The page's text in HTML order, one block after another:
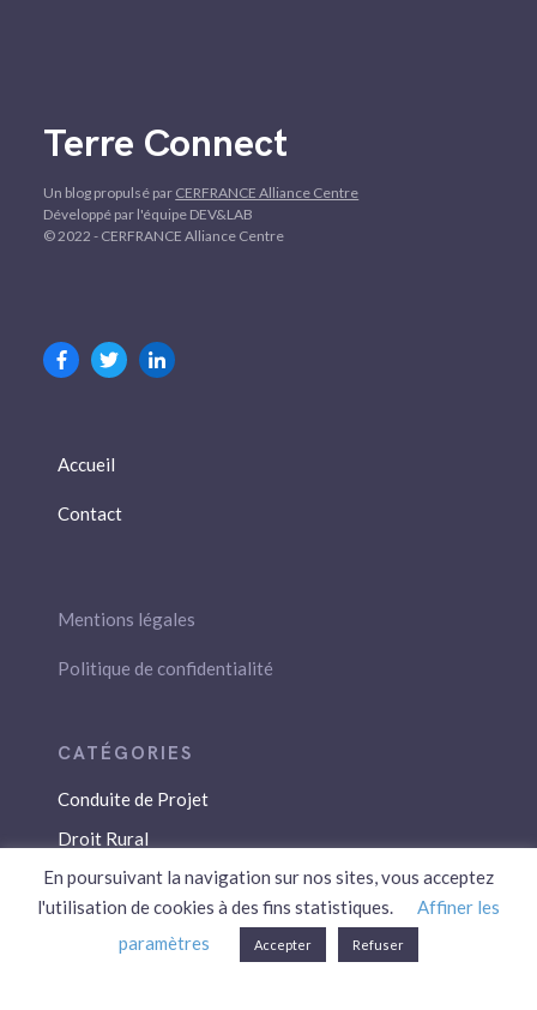
Terre Connect
Un blog propulsé par CERFRANCE Alliance Centre
Développé par l'équipe DEV&LAB
© 2022 - CERFRANCE Alliance Centre
Accueil
Contact
Mentions légales
Politique de confidentialité
Conduite de Projet
Droit Rural
Droit Social
Économie / Gestion
Environnement
En poursuivant la navigation sur nos sites, vous acceptez
l'utilisation de cookies à des fins statistiques.
Affiner les
paramètres
Accepter Refuser